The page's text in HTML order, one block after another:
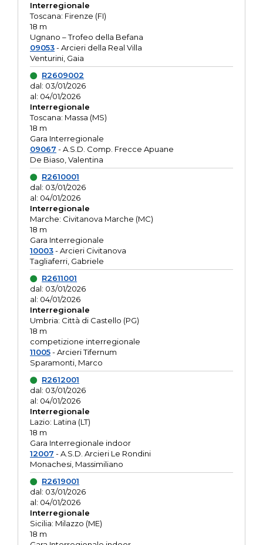
Interregionale
Toscana: Firenze (FI)
18 m
Ugnano – Trofeo della Befana
09053- Arcieri della Real Villa
Venturini, Gaia
R2609002
dal: 03/01/2026
al: 04/01/2026
Interregionale
Toscana: Massa (MS)
18 m
Gara Interregionale
09067 - A.S.D. Comp. Frecce Apuane
De Biaso, Valentina
R2610001
dal: 03/01/2026
al: 04/01/2026
Interregionale
Marche: Civitanova Marche (MC)
18 m
Gara Interregionale
10003- Arcieri Civitanova
Tagliaferri, Gabriele
R2611001
dal: 03/01/2026
al: 04/01/2026
Interregionale
Umbria: Città di Castello (PG)
18 m
competizione interregionale
11005- Arcieri Tifernum
Sparamonti, Marco
R2612001
dal: 03/01/2026
al: 04/01/2026
Interregionale
Lazio: Latina (LT)
18 m
Gara Interregionale indoor
12007 - A.S.D. Arcieri Le Rondini
Monachesi, Massimiliano
R2619001
dal: 03/01/2026
al: 04/01/2026
Interregionale
Sicilia: Milazzo (ME)
18 m